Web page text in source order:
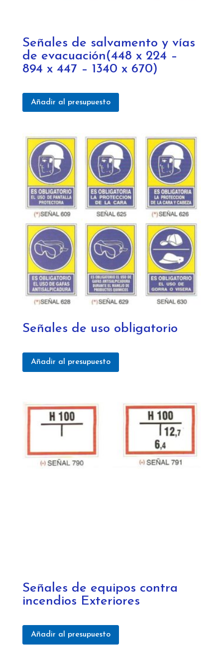
Señales de salvamento y vías
de evacuación(448 x 224 –
894 x 447 – 1340 x 670)
Añadir al presupuesto
Señales de uso obligatorio
Añadir al presupuesto
Señales de equipos contra
incendios Exteriores
Añadir al presupuesto